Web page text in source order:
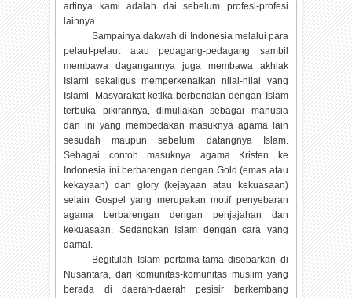
artinya kami adalah dai sebelum profesi-profesi
lainnya.
Sampainya dakwah di Indonesia melalui para
pelaut-pelaut atau pedagang-pedagang sambil
membawa dagangannya juga membawa akhlak
Islami sekaligus memperkenalkan nilai-nilai yang
Islami. Masyarakat ketika berbenalan dengan Islam
terbuka pikirannya, dimuliakan sebagai manusia
dan ini yang membedakan masuknya agama lain
sesudah maupun sebelum datangnya Islam.
Sebagai contoh masuknya agama Kristen ke
Indonesia ini berbarengan dengan Gold (emas atau
kekayaan) dan glory (kejayaan atau kekuasaan)
selain Gospel yang merupakan motif penyebaran
agama berbarengan dengan penjajahan dan
kekuasaan. Sedangkan Islam dengan cara yang
damai.
Begitulah Islam pertama-tama disebarkan di
Nusantara, dari komunitas-komunitas muslim yang
berada di daerah-daerah pesisir berkembang